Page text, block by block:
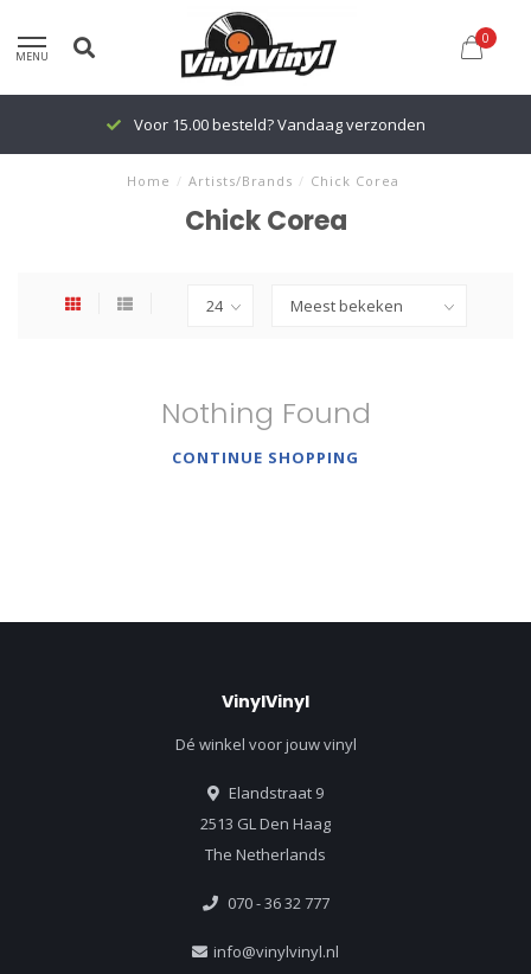
MENU
0
Voor 15.00 besteld? Vandaag verzonden
Home / Artists/Brands / Chick Corea
Chick Corea
Nothing Found
CONTINUE SHOPPING
VinylVinyl
Dé winkel voor jouw vinyl
Elandstraat 9
2513 GL Den Haag
The Netherlands
070 - 36 32 777
info@vinylvinyl.nl